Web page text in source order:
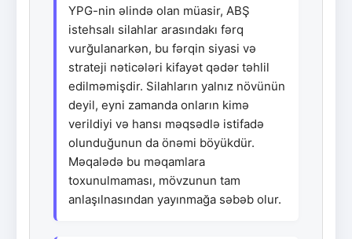
YPG-nin əlində olan müasir, ABŞ
istehsalı silahlar arasındakı fərq
vurğulanarkən, bu fərqin siyasi və
strateji nəticələri kifayət qədər təhlil
edilməmişdir. Silahların yalnız növünün
deyil, eyni zamanda onların kimə
verildiyi və hansı məqsədlə istifadə
olunduğunun da önəmi böyükdür.
Məqalədə bu məqamlara
toxunulmaması, mövzunun tam
anlaşılnasından yayınmağa səbəb olur.